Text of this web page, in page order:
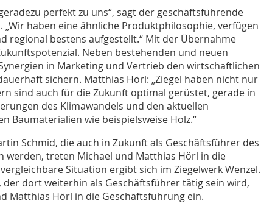
perfekt zu uns“, sagt der geschäftsführende
„Wir haben eine ähnliche Produktphilosophie, verfügen
regional bestens aufgestellt.“ Mit der Übernahme
Neben bestehenden und neuen
in Marketing und Vertrieb den wirtschaftlichen
sichern. Matthias Hörl: „Ziegel haben nicht nur
sind auch für die Zukunft optimal gerüstet, gerade in
des Klimawandels und den aktuellen
Baumaterialien wie beispielsweise Holz.“
Schmid, die auch in Zukunft als Geschäftsführer des
werden, treten Michael und Matthias Hörl in die
Situation ergibt sich im Ziegelwerk Wenzel.
der dort weiterhin als Geschäftsführer tätig sein wird,
Matthias Hörl in die Geschäftsführung ein.